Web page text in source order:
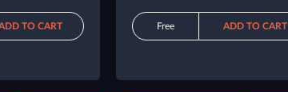
TO CART Free ADD TO CART